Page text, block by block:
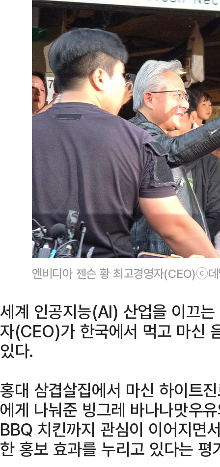
엔비디아 젠슨 황 최고경영자(CEO)ⓒ
세계 인공지능(AI) 산업을 이끄
자(CEO)가 한국에서 먹고 마신
있다.
홍대 삼겹살집에서 마신 하이트
에게 나눠준 빙그레 바나나맛우
BBQ 치킨까지 관심이 이어지면
한 홍보 효과를 누리고 있다는 평